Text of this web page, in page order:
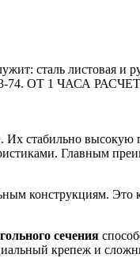
сталь листовая и
74. ОТ 1 ЧАСА
стабильно высокую
Главным
конструкциям. Это
сечения
крепеж и